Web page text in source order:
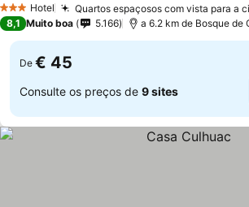
3 EstrelasHotel Quartos espaçosos com vista para a
8,1 Muito boa 5.166 a 6.2 km de Bosque de
De € 45
Consulte os preços de 9 sites